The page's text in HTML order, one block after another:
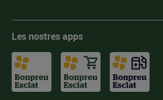
Les nostres apps